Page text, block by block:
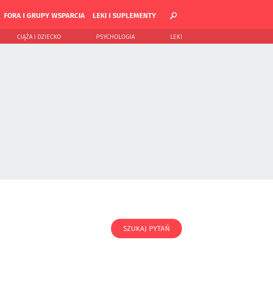
FORA I GRUPY WSPARCIA LEKI I SUPLEMENTY
CIĄŻA I DZIECKO PSYCHOLOGIA LEKI
SZUKAJ PYTAŃ